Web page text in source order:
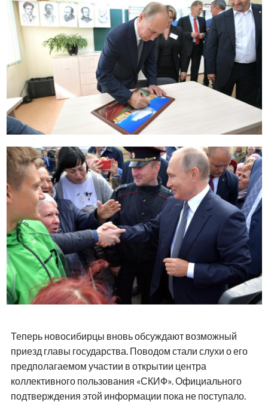
Теперь новосибирцы вновь обсуждают возможный
приезд главы государства. Поводом стали слухи о его
предполагаемом участии в открытии центра
коллективного пользования «СКИФ». Официального
подтверждения этой информации пока не поступало.